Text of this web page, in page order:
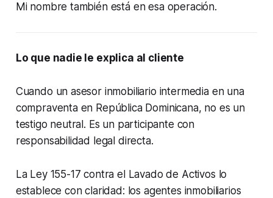
Mi nombre también está en esa operación.
Lo que nadie le explica al cliente
Cuando un asesor inmobiliario intermedia en una
compraventa en República Dominicana, no es un
testigo neutral. Es un participante con
responsabilidad legal directa.
La Ley 155-17 contra el Lavado de Activos lo
establece con claridad: los agentes inmobiliarios